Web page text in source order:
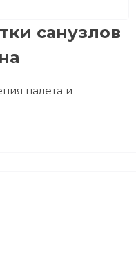
санузлов
налета и